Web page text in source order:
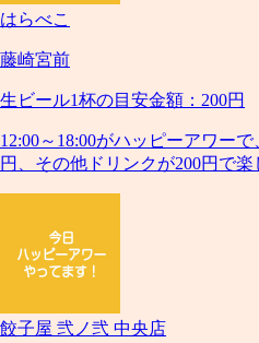
はらべこ
藤崎宮前
生ビール1杯の目安金額：200円
12:00～18:00がハッピーアワー
円、その他ドリンクが200円で楽
餃子屋 弐ノ弐 中央店